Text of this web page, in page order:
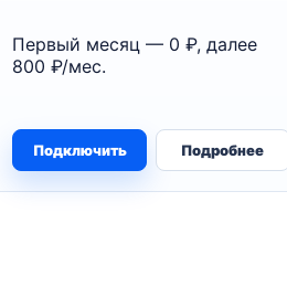
Первый месяц — 0 ₽, далее
800 ₽/мес.
Подключить Подробнее